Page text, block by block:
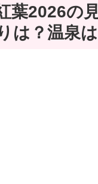
葉2026の
は？温泉